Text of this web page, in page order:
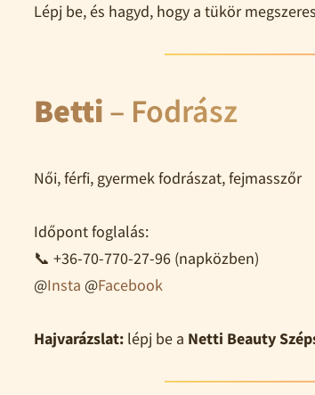
Lépj be, és hagyd, hogy a tükör
Betti – Fodrász
Női, férfi, gyermek fodrászat, fejmasszőr
Időpont foglalás:
📞 +36-70-770-27-96 (napközben)
@Insta @Facebook
Hajvarázslat: lépj be a Netti Beauty